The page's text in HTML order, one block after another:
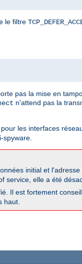
le filtre
pas la mise en
n'attend pas la
les interfaces
initial et l'adresse
service, elle a été
Il est fortement
haut.